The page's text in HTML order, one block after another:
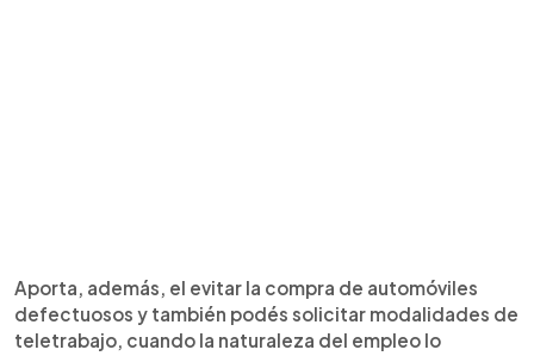
Aporta, además, el evitar la compra de automóviles
defectuosos y también podés solicitar modalidades de
teletrabajo, cuando la naturaleza del empleo lo